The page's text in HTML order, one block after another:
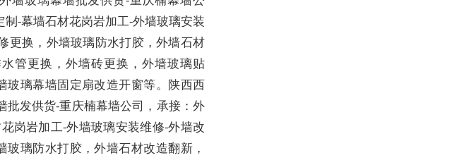
制-幕墙石材花岗岩加工-外墙玻璃安装
更换，外墙玻璃防水打胶，外墙石材
管更换，外墙砖更换，外墙玻璃贴
玻璃幕墙固定扇改造开窗等。陕西西
发供货-重庆楠幕墙公司， 承接：外
岗岩加工-外墙玻璃安装维修-外墙改
璃防水打胶，外墙石材改造翻新，